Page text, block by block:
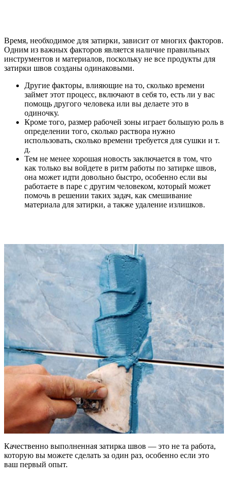
Время, необходимое для затирки, зависит от многих факторов.
Одним из важных факторов является наличие правильных
инструментов и материалов, поскольку не все продукты для
затирки швов созданы одинаковыми.
Другие факторы, влияющие на то, сколько времени
займет этот процесс, включают в себя то, есть ли у вас
помощь другого человека или вы делаете это в
одиночку.
Кроме того, размер рабочей зоны играет большую роль в
определении того, сколько раствора нужно
использовать, сколько времени требуется для сушки и т.
д.
Тем не менее хорошая новость заключается в том, что
как только вы войдете в ритм работы по затирке швов,
она может идти довольно быстро, особенно если вы
работаете в паре с другим человеком, который может
помочь в решении таких задач, как смешивание
материала для затирки, а также удаление излишков.
Качественно выполненная затирка швов — это не та работа,
которую вы можете сделать за один раз, особенно если это
ваш первый опыт.